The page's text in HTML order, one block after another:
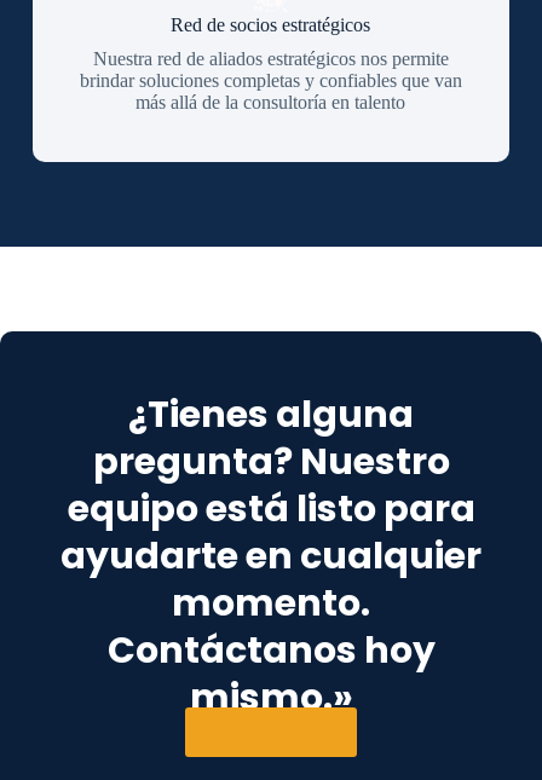
Red de socios estratégicos
Nuestra red de aliados estratégicos nos permite
brindar soluciones completas y confiables que van
más allá de la consultoría en talento
¿Tienes alguna
pregunta? Nuestro
equipo está listo para
ayudarte en cualquier
momento.
Contáctanos hoy
mismo.»